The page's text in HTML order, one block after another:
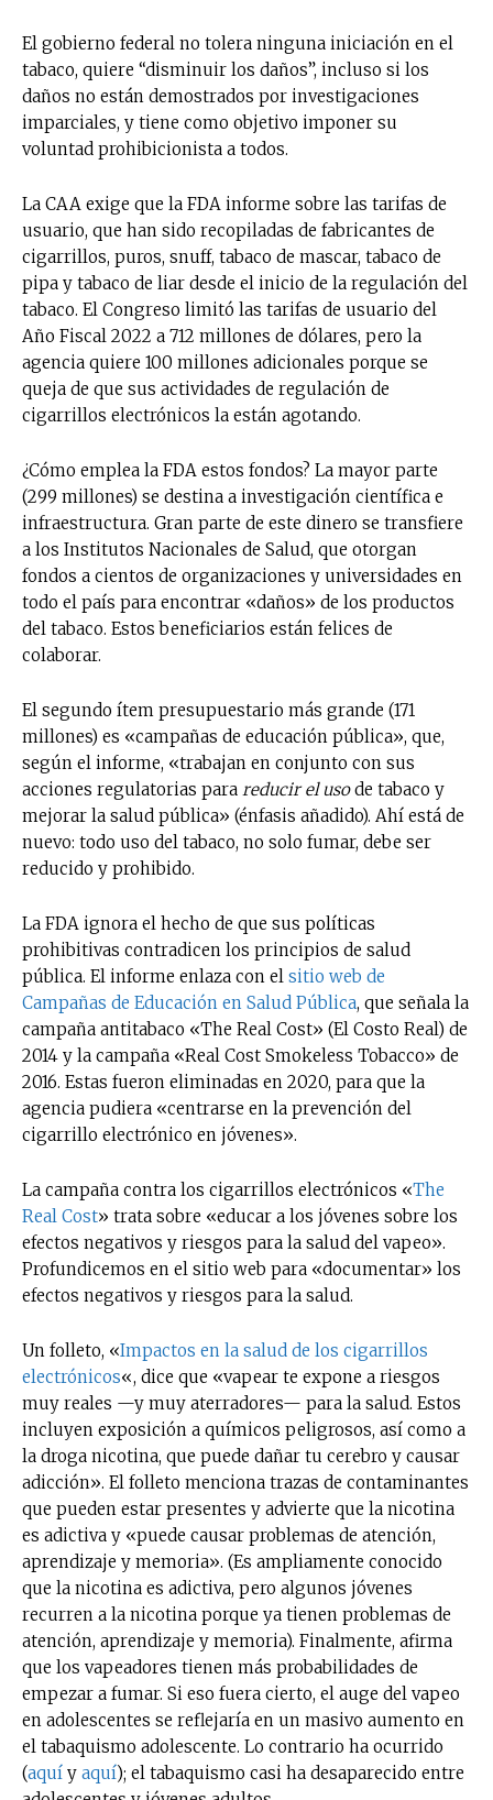
El gobierno federal no tolera ninguna iniciación en el
tabaco, quiere “disminuir los daños”, incluso si los
daños no están demostrados por investigaciones
imparciales, y tiene como objetivo imponer su
voluntad prohibicionista a todos.
La CAA exige que la FDA informe sobre las tarifas de
usuario, que han sido recopiladas de fabricantes de
cigarrillos, puros, snuff, tabaco de mascar, tabaco de
pipa y tabaco de liar desde el inicio de la regulación del
tabaco. El Congreso limitó las tarifas de usuario del
Año Fiscal 2022 a 712 millones de dólares, pero la
agencia quiere 100 millones adicionales porque se
queja de que sus actividades de regulación de
cigarrillos electrónicos la están agotando.
¿Cómo emplea la FDA estos fondos? La mayor parte
(299 millones) se destina a investigación científica e
infraestructura. Gran parte de este dinero se transfiere
a los Institutos Nacionales de Salud, que otorgan
fondos a cientos de organizaciones y universidades en
todo el país para encontrar «daños» de los productos
del tabaco. Estos beneficiarios están felices de
colaborar.
El segundo ítem presupuestario más grande (171
millones) es «campañas de educación pública», que,
según el informe, «trabajan en conjunto con sus
acciones regulatorias para reducir el usode tabaco y
mejorar la salud pública» (énfasis añadido). Ahí está de
nuevo: todo uso del tabaco, no solo fumar, debe ser
reducido y prohibido.
La FDA ignora el hecho de que sus políticas
prohibitivas contradicen los principios de salud
pública. El informe enlaza con el sitio web de
Campañas de Educación en Salud Pública, que señala la
campaña antitabaco «The Real Cost» (El Costo Real) de
2014 y la campaña «Real Cost Smokeless Tobacco» de
2016. Estas fueron eliminadas en 2020, para que la
agencia pudiera «centrarse en la prevención del
cigarrillo electrónico en jóvenes».
La campaña contra los cigarrillos electrónicos «The
Real Cost» trata sobre «educar a los jóvenes sobre los
efectos negativos y riesgos para la salud del vapeo».
Profundicemos en el sitio web para «documentar» los
efectos negativos y riesgos para la salud.
Un folleto, «Impactos en la salud de los cigarrillos
electrónicos«, dice que «vapear te expone a riesgos
muy reales —y muy aterradores— para la salud. Estos
incluyen exposición a químicos peligrosos, así como a
la droga nicotina, que puede dañar tu cerebro y causar
adicción». El folleto menciona trazas de contaminantes
que pueden estar presentes y advierte que la nicotina
es adictiva y «puede causar problemas de atención,
aprendizaje y memoria». (Es ampliamente conocido
que la nicotina es adictiva, pero algunos jóvenes
recurren a la nicotina porque ya tienen problemas de
atención, aprendizaje y memoria). Finalmente, afirma
que los vapeadores tienen más probabilidades de
empezar a fumar. Si eso fuera cierto, el auge del vapeo
en adolescentes se reflejaría en un masivo aumento en
el tabaquismo adolescente. Lo contrario ha ocurrido
(aquí y aquí); el tabaquismo casi ha desaparecido entre